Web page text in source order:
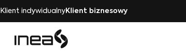
Klient indywidualnyKlient biznesowy